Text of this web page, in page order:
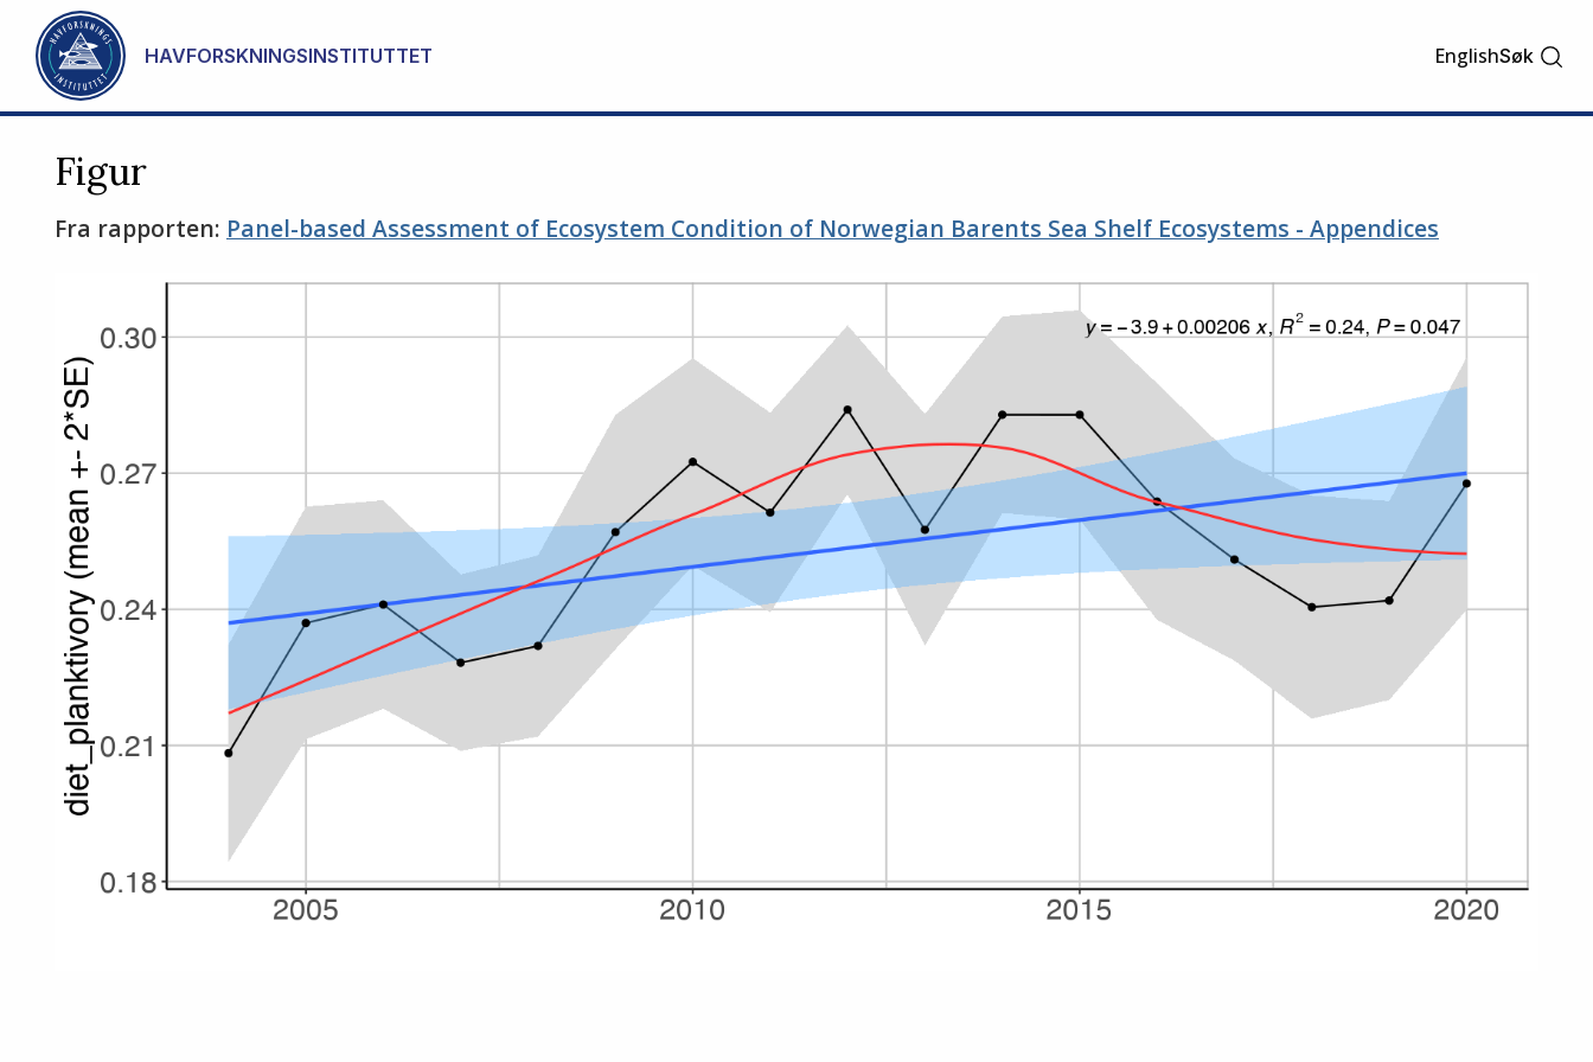
Gå til hovedinnhold
HAVFORSKNINGSINSTITUTTET EnglishSøk
Figur
Fra rapporten: Panel-based Assessment of Ecosystem Condition of Norwegian Barents Sea Shelf Ecosystems - Appendices